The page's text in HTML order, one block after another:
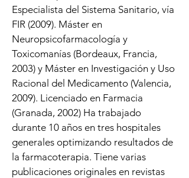
Especialista del Sistema Sanitario, vía
FIR (2009). Máster en
Neuropsicofarmacología y
Toxicomanías (Bordeaux, Francia,
2003) y Máster en Investigación y Uso
Racional del Medicamento (Valencia,
2009). Licenciado en Farmacia
(Granada, 2002) Ha trabajado
durante 10 años en tres hospitales
generales optimizando resultados de
la farmacoterapia. Tiene varias
publicaciones originales en revistas